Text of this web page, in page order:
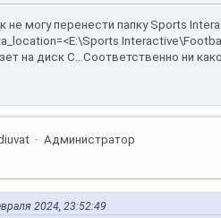
не могу перенести папку Sports
на диск С...Соответственно ни
Администратор
2024, 23:52:49